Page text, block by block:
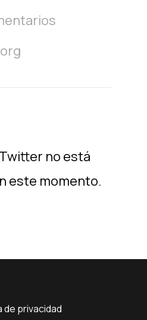
no está
este momento.
de privacidad